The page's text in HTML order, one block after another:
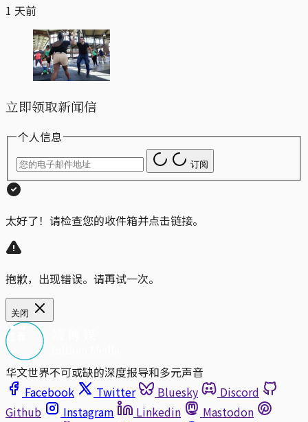
1 天前
立即领取新闻信
个人信息
订阅
太好了！请检查您的收件箱并点击链接。
抱歉，出现错误。请再试一次。
关闭
华文世界不可或缺的深度报导和多元声音
Facebook
Twitter Bluesky
Discord
Github
Instagram Linkedin
Mastodon